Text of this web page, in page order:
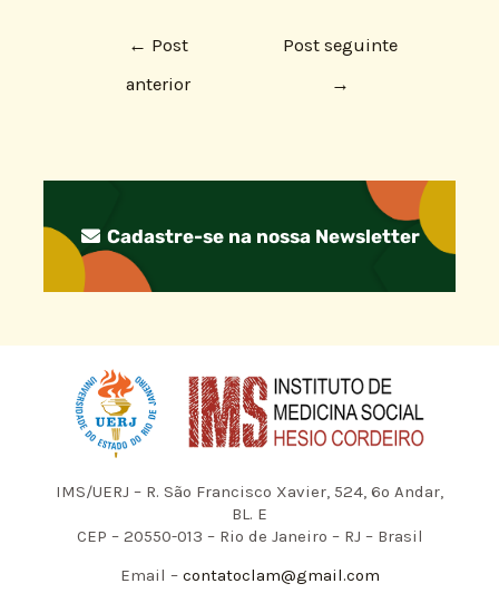
← Post
anterior
Post seguinte
→
Cadastre-se na nossa Newsletter
IMS/UERJ – R. São Francisco Xavier, 524, 6º Andar,
BL. E
CEP – 20550-013 – Rio de Janeiro – RJ – Brasil
Email –contatoclam@gmail.com